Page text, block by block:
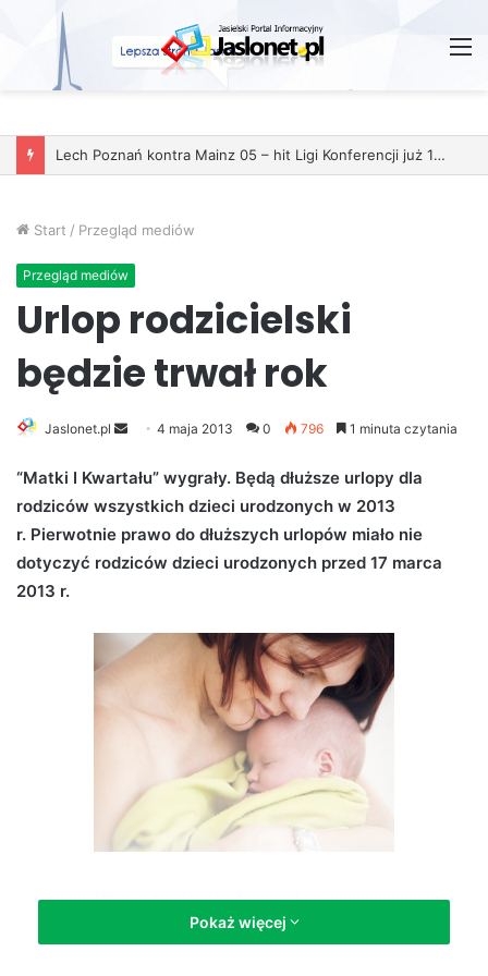
Start / Przegląd mediów
Przegląd mediów
Urlop rodzicielski
będzie trwał rok
Jaslonet.pl
n
d
a
n
a
4 maja 2013 0 796 1 minuta czytania
“Matki I Kwartału” wygrały. Będą dłuższe urlopy dla
rodziców wszystkich dzieci urodzonych w 2013
r. Pierwotnie prawo do dłuższych urlopów miało nie
dotyczyć rodziców dzieci urodzonych przed 17 marca
2013 r.
Urlop rodzicielski będzie trwał rok
Matki i ojcowie dzieci urodzonych w tym okresie czuli się
Pokaż więcej